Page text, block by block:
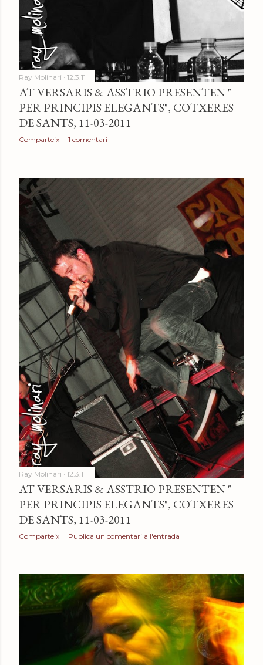
Ray Molinari 12.3.11
AT VERSARIS & ASSTRIO PRESENTEN "
PER PRINCIPIS ELEGANTS", COTXERES
DE SANTS, 11-03-2011
Comparteix 1 comentari
Ray Molinari 12.3.11
AT VERSARIS & ASSTRIO PRESENTEN "
PER PRINCIPIS ELEGANTS", COTXERES
DE SANTS, 11-03-2011
Comparteix Publica un comentari a l'entrada